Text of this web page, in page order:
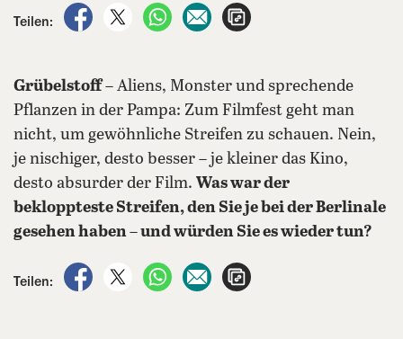
Teilen:
auf Facebook teilen
auf X teilenper WhatsApp teilen
per E-Mail teilen
Grübelstoff– Aliens, Monster und sprechende
Pflanzen in der Pampa: Zum Filmfest geht man
nicht, um gewöhnliche Streifen zu schauen. Nein,
je nischiger, desto besser – je kleiner das Kino,
desto absurder der Film. Was war der
bekloppteste Streifen, den Sie je bei der Berlinale
gesehen haben – und würden Sie es wieder tun?
Teilen:
auf Facebook teilen
auf X teilenper WhatsApp teilen
per E-Mail teilen